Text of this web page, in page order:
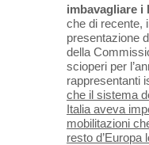
imbavagliare i
che di recente,
presentazione
della
scioperi per
rappresentanti
che il sistema
Italia aveva
mobilitazioni
resto d’Europa